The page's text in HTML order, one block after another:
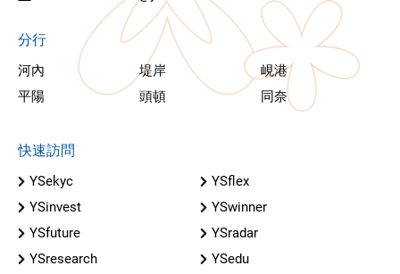
分行
河內 堤岸
峴港
平陽
頭頓 同奈
快速訪問
YSekyc
YSflex
YSinvest
YSwinner
YSfuture
YSradar
YSresearch
YSedu